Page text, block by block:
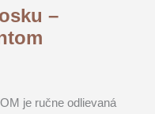
–
je ručne odlievaná